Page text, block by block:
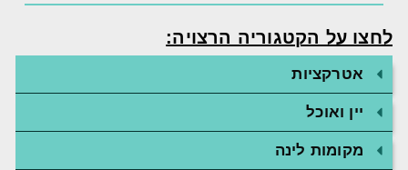
לחצו על הקטגוריה הרצויה:
אטרקציות
יין ואוכל
מקומות לינה